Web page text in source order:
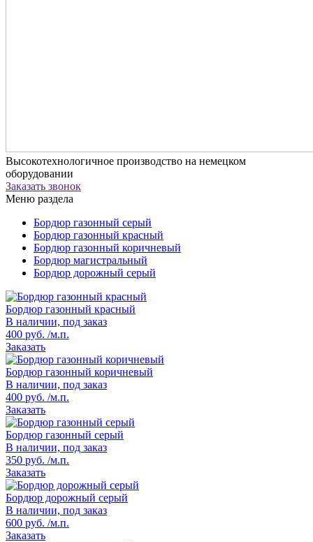
Высокотехнологичное производство на немецком
оборудовании
Заказать звонок
Меню раздела
Бордюр газонный серый
Бордюр газонный красный
Бордюр газонный коричневый
Бордюр магистральный
Бордюр дорожный серый
Бордюр газонный красный
В наличии, под заказ
400 руб. /м.п.
Заказать
Бордюр газонный коричневый
В наличии, под заказ
400 руб. /м.п.
Заказать
Бордюр газонный серый
В наличии, под заказ
350 руб. /м.п.
Заказать
Бордюр дорожный серый
В наличии, под заказ
600 руб. /м.п.
Заказать